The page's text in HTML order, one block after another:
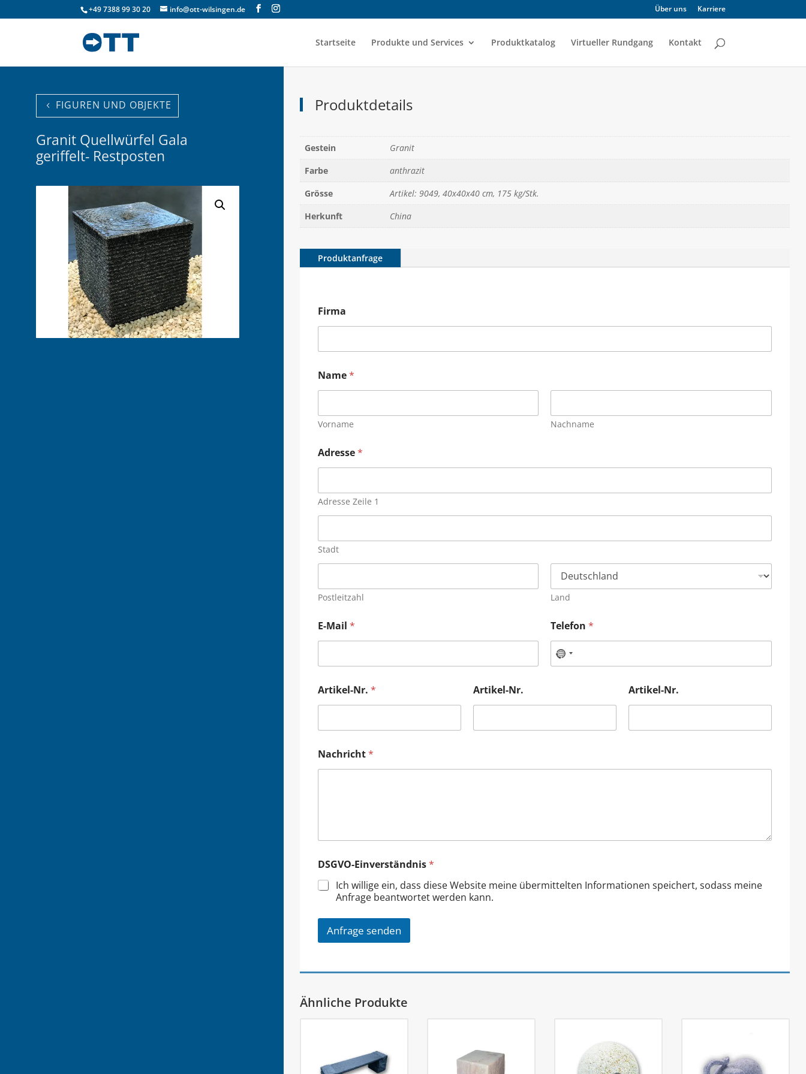
+49 7388 99 30 20 info@ott-wilsingen.de Über uns Karriere
Startseite Produkte und Services Produktkatalog Virtueller Rundgang Kontakt
FIGUREN UND OBJEKTE
Granit Quellwürfel Gala
geriffelt- Restposten
Produktdetails
Gestein
Granit
Farbe
anthrazit
Grösse
Artikel: 9049, 40x40x40 cm, 175 kg/Stk.
Herkunft
China
Produktanfrage
Firma
Name*
Vorname Nachname
Adresse*
Adresse Zeile 1
Stadt
Postleitzahl Land
E-Mail * Telefon*
Artikel-Nr. * Artikel-Nr. Artikel-Nr.
Nachricht*
DSGVO-Einverständnis*
Ich willige ein, dass diese Website meine übermittelten Informationen speichert, sodass meine
Anfrage beantwortet werden kann.
Anfrage senden
Ähnliche Produkte